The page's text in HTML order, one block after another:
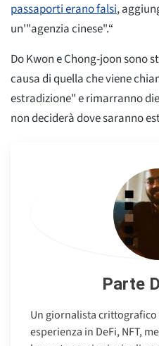
passaporti erano falsi,
un'"agenzia cinese".“
Do Kwon e Chong-joon sono
causa di quella che viene
estradizione" e rimarranno
non deciderà dove saranno
Parte
Un giornalista
esperienza in DeFi, NFT,